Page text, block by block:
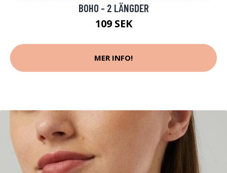
BOHO - 2 LÄNGDER
109 SEK
MER INFO!